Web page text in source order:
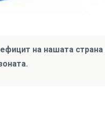
на нашата страна